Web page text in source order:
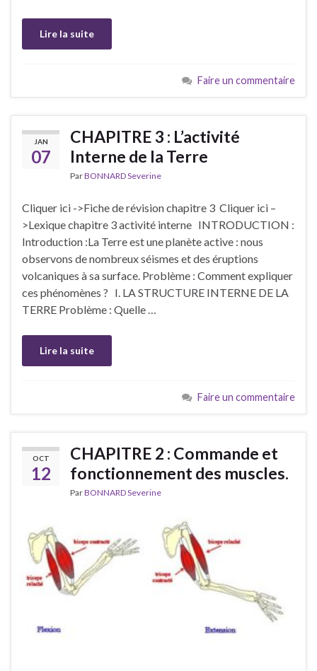
Lire la suite
Faire un commentaire
JAN
07
CHAPITRE 3 : L’activité
Interne de la Terre
ParBONNARD Severine
Cliquer ici ->Fiche de révision chapitre 3 Cliquer ici –
>Lexique chapitre 3 activité interne INTRODUCTION :
Introduction :La Terre est une planète active : nous
observons de nombreux séismes et des éruptions
volcaniques à sa surface. Problème : Comment expliquer
ces phénomènes ? I. LA STRUCTURE INTERNE DE LA
TERRE Problème : Quelle …
Lire la suite
Faire un commentaire
OCT
12
CHAPITRE 2 : Commande et
fonctionnement des muscles.
ParBONNARD Severine